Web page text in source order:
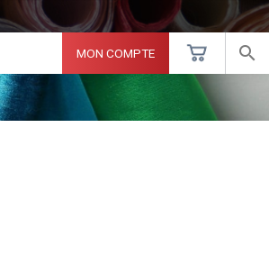
MON COMPTE 